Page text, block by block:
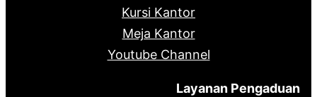
Kursi Kantor
Meja Kantor
Youtube Channel
Layanan Pengaduan